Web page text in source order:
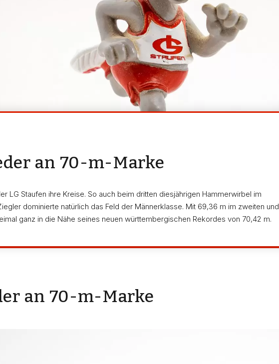
an 70-m-Marke
LG Staufen ihre Kreise. So auch beim dritten diesjährigen Hammerwirbel im
dominierte natürlich das Feld der Männerklasse. Mit 69,36 m im zweiten und
ganz in die Nähe seines neuen württembergischen Rekordes von 70,42 m.
an 70-m-Marke